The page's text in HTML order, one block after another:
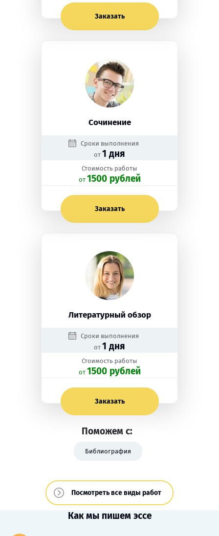
Заказать
Сочинение
Сроки выполнения
от 1 дня
Стоимость работы
oт 1500 рублей
Заказать
Литературный обзор
Сроки выполнения
от 1 дня
Стоимость работы
oт 1500 рублей
Заказать
Поможем с:
Библиография
Посмотреть все виды работ
Как мы пишем эссе